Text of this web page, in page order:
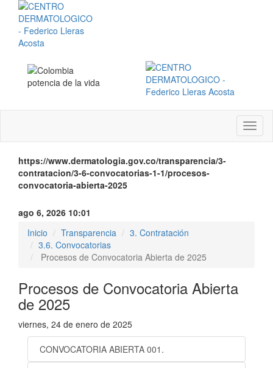
Menú
https://www.dermatologia.gov.co/transparencia/3-
contratacion/3-6-convocatorias-1-1/procesos-
convocatoria-abierta-2025
ago 6, 2026 10:01
Inicio
Transparencia
3. Contratación
3.6. Convocatorias
Procesos de Convocatoria Abierta de 2025
Procesos de Convocatoria Abierta
de 2025
viernes, 24 de enero de 2025
CONVOCATORIA ABIERTA 001.